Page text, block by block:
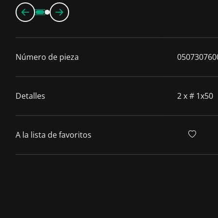
Número de pieza
Detalles 2 x # 1x50
A la lista de favoritos